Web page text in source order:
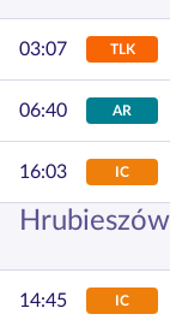
03:07 TLK
06:40 AR
16:03 IC
14:45 IC